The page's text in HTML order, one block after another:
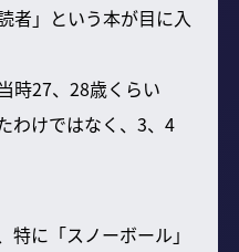
者」という本が目に入
時27、28歳くらい
わけではなく、3、4
に「スノーボール」